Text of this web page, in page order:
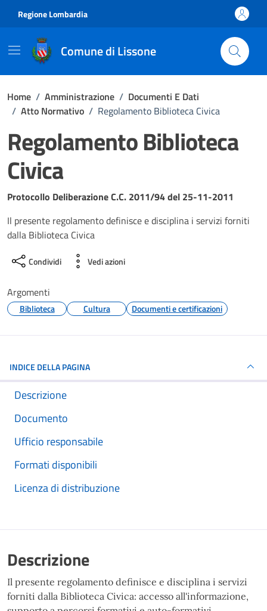
Regione Lombardia
Comune di Lissone
Home / Amministrazione / Documenti E Dati
/ Atto Normativo / Regolamento Biblioteca Civica
Regolamento Biblioteca
Civica
Dettagli del documento
Protocollo Deliberazione C.C. 2011/94 del 25-11-2011
Il presente regolamento definisce e disciplina i servizi forniti
dalla Biblioteca Civica
Condividi Vedi azioni
Argomenti
Biblioteca Cultura Documenti e certificazioni
INDICE DELLA PAGINA
Descrizione
Documento
Ufficio responsabile
Formati disponibili
Licenza di distribuzione
Descrizione
Il presente regolamento definisce e disciplina i servizi
forniti dalla Biblioteca Civica: accesso all'informazione,